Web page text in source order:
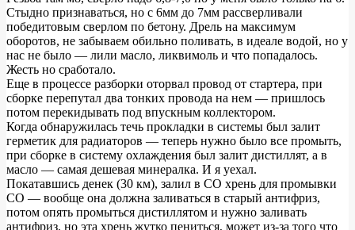
Стыдно признаваться, но с 6мм до 7мм рассверливали
победитовым сверлом по бетону. Дрель на максимум
оборотов, не забываем обильно поливать, в идеале водой, но у
нас не было — лили масло, ликвимоль и что попадалось.
Жесть но сработало.
Еще в процессе разборки оторвал провод от стартера, при
сборке перепутал два тонких провода на нем — пришлось
потом перекидывать под впускным коллектором.
Когда обнаружилась течь прокладки в системы был залит
герметик для радиаторов — теперь нужно было все промыть,
при сборке в систему охлаждения был залит дистиллят, а в
масло — самая дешевая минералка. И я уехал.
Покатавшись денек (30 км), залил в СО хрень для промывки
СО — вообще она должна заливаться в старый антифриз,
потом опять промыться дистиллятом и нужно заливать
антифриз, но эта хрень жутко пениться, может из-за того что